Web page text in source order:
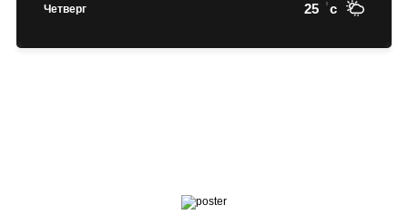
Четверг 25 c